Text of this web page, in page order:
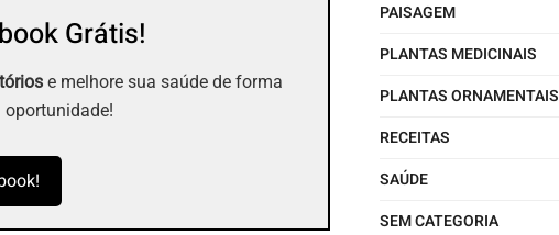
Grátis!
e melhore sua saúde de forma
oportunidade!
PAISAGEM
PLANTAS MEDICINAIS
PLANTAS ORNAMENTAIS
RECEITAS
SAÚDE
SEM CATEGORIA